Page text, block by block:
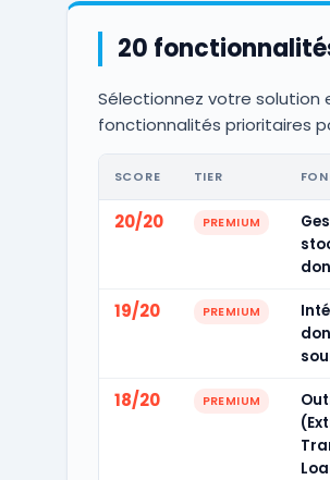
20
Sélectionnez votre solution
fonctionnalités prioritaires
SCORE TIER
20/20 PREMIUM
19/20 PREMIUM
18/20 PREMIUM